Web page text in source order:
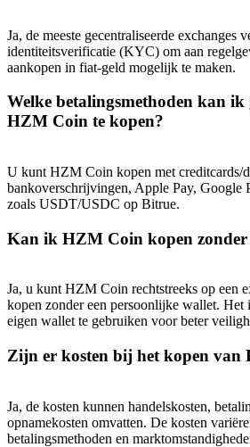
Deposit CASHCAT & Win
Share 500000 CASHCAT prize pool
Exclusive for BitMart Users
Register & Trade to Win 500,000
Trade Gold & Silver · 33,333
USDT Flexible Staking | Daily
Ja, de meeste gecentraliseerde exchanges
identiteitsverificatie (KYC) om aan
aankopen in fiat-geld mogelijk te maken.
Welke betalingsmethoden kan
HZM Coin te kopen?
U kunt HZM Coin kopen met creditcards/
bankoverschrijvingen, Apple Pay, Google
zoals USDT/USDC op Bitrue.
Kan ik HZM Coin kopen zonder
Ja, u kunt HZM Coin rechtstreeks op een
kopen zonder een persoonlijke wallet. Het
eigen wallet te gebruiken voor beter
Zijn er kosten bij het kopen van
Ja, de kosten kunnen handelskosten,
opnamekosten omvatten. De kosten
betalingsmethoden en